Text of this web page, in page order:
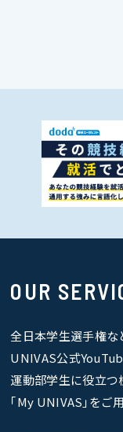
OUR
全日本学生選手権な
UNIVAS公式
運動部学生に役立
｢My UNIVAS｣をご